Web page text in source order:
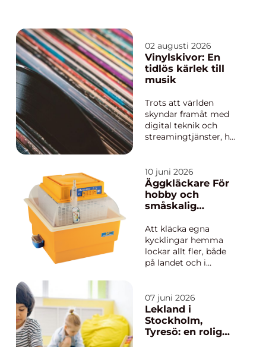
02 augusti 2026
Vinylskivor: En
tidlös kärlek till
musik
Trots att världen
skyndar framåt med
digital teknik och
streamingtjänster, har
är dessa skivor inte
bara en musikkälla,
utan även en kulturell
ikon och ett sam...
10 juni 2026
Äggkläckare För
hobby och
småskalig
lyckas man från
första ägget
Att kläcka egna
kycklingar hemma
lockar allt fler, både
på landet och i
Äggkläckare går
processen att styra
och planera, oavsett
om man vill ha några
07 juni 2026
Lekland i
Stockholm,
Tyresö: en rolig